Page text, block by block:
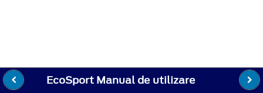
EcoSport Manual de utilizare